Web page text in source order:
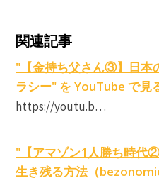
関連記事
"【金持ち父さん③】日本
ラシー" を YouTube で見
https://youtu.b…
"【アマゾン1人勝ち時代
生き残る方法（